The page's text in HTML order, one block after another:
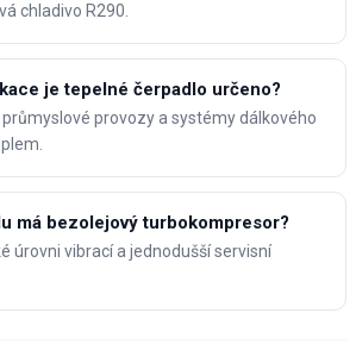
chladivo R290.
je tepelné čerpadlo určeno?
provozy a systémy dálkového
má bezolejový turbokompresor?
úrovni vibrací a jednodušší servisní